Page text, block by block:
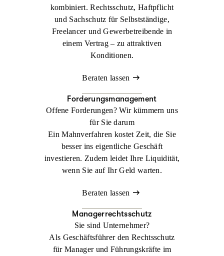
kombiniert. Rechtsschutz, Haftpflicht
und Sachschutz für Selbstständige,
Freelancer und Gewerbetreibende in
einem Vertrag – zu attraktiven
Konditionen.
Beraten lassen
Forderungsmanagement
Offene Forderungen? Wir kümmern uns
für Sie darum
Ein Mahnverfahren kostet Zeit, die Sie
besser ins eigentliche Geschäft
investieren. Zudem leidet Ihre Liquidität,
wenn Sie auf Ihr Geld warten.
Beraten lassen
Managerrechtsschutz
Sie sind Unternehmer?
Als Geschäftsführer den Rechtsschutz
für Manager und Führungskräfte im